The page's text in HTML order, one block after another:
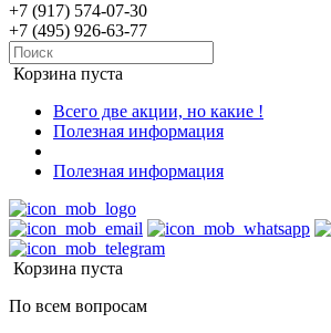
+7 (917) 574-07-30
+7 (495) 926-63-77
Корзина пуста
Всего две акции, но какие !
Полезная информация
Полезная информация
Корзина пуста
По всем вопросам